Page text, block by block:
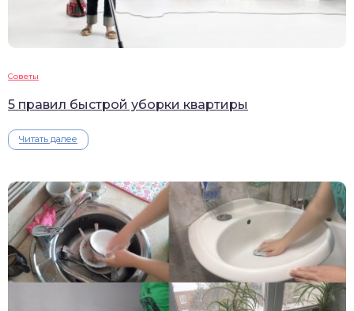
Советы
5 правил быстрой уборки квартиры
Читать далее